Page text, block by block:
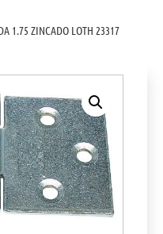
1.75 ZINCADO LOTH 23317